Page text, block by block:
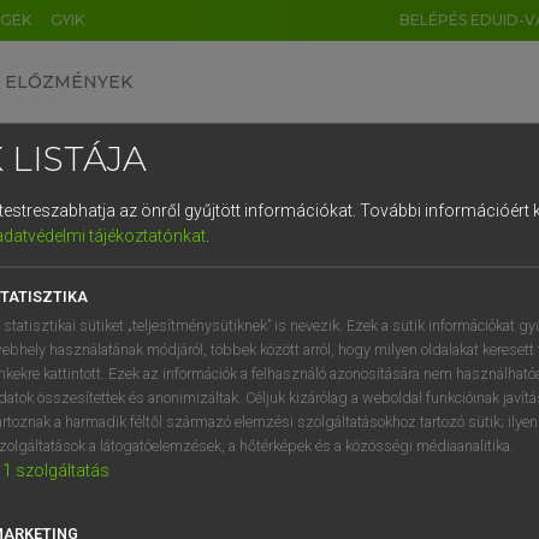
GYIK BELÉPÉS EDUID-
ELŐZMÉNYEK
nagyszótár
VAN ELŐFIZETÉSED?
megtekintéséhez.
LISTÁJA
az önről gyűjtött információkat. További információért
tájékoztatónkat.
statisztikai sütiket „teljesítménysütiknek” is nevezik. Ezek a sütik információkat
használatának módjáról, többek között arról, hogy milyen oldalakat keresett
kattintott. Ezek az információk a felhasználó azonosítására nem
összesítettek és anonimizáltak. Céljuk kizárólag a weboldal funkcióinak
a harmadik féltől származó elemzési szolgáltatásokhoz tartozó sütik;
a látogatóelemzések, a hőtérképek és a közösségi médiaanalitika.
1 szolgáltatás
DE CN FR ES IT NL
1 2 3 4 5 6 7 8 9
q w e r t z u i
a s d f g h j k l é
í y x c v b n m , .